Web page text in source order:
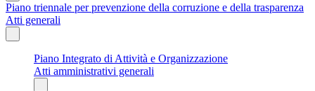
Piano triennale per prevenzione della corruzione e della trasparenza
Atti generali
Piano Integrato di Attività e Organizzazione
Atti amministrativi generali